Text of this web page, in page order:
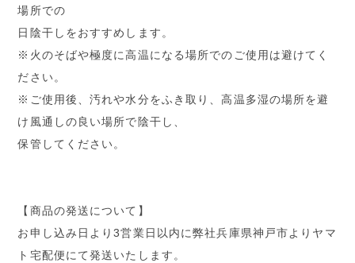
場所での
日陰干しをおすすめします。
※火のそばや極度に高温になる場所でのご使用は避けてく
ださい。
※ご使用後、汚れや水分をふき取り、高温多湿の場所を避
け風通しの良い場所で陰干し、
保管してください。
【商品の発送について】
お申し込み日より3営業日以内に弊社兵庫県神戸市よりヤマ
ト宅配便にて発送いたします。